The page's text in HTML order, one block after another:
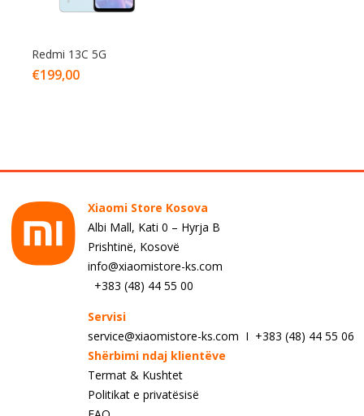
Redmi 13C 5G
€199,00
Xiaomi Store Kosova
Albi Mall, Kati 0 – Hyrja B
Prishtinë, Kosovë
info@xiaomistore-ks.com
+383 (48) 44 55 00
Servisi
service@xiaomistore-ks.com I +383 (48) 44 55 06
Shërbimi ndaj klientëve
Termat & Kushtet
Politikat e privatësisë